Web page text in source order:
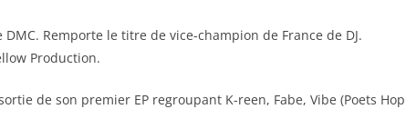
Remporte le titre de vice-champion de France de DJ.
Production.
de son premier EP regroupant K-reen, Fabe, Vibe (Poets Hop